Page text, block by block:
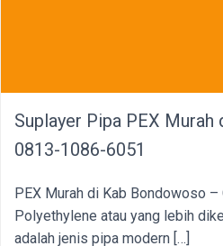
Suplayer Pipa PEX
0813-1086-6051
PEX Murah di Kab Bondowoso
Polyethylene atau yang lebih
adalah jenis pipa modern […]